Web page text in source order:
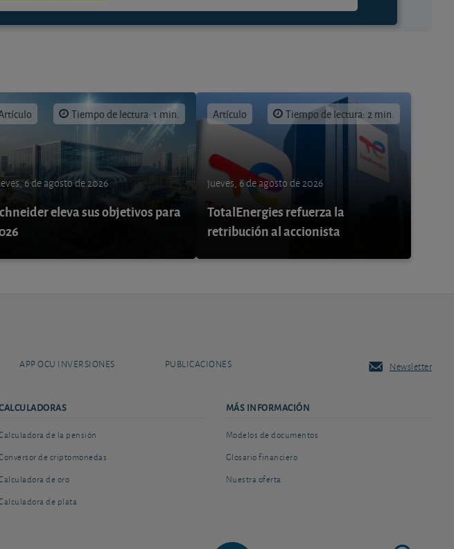
Tiempo de lectura: 1 min.
6 de agosto de 2026
eleva sus objetivos para
Artículo Tiempo de lectura: 2 min.
jueves, 6 de agosto de 2026
TotalEnergies refuerza la
retribución al accionista
APP OCU INVERSIONES PUBLICACIONES Newsletter
de la pensión
de criptomonedas
de oro
de plata
MÁS INFORMACIÓN
Modelos de documentos
Glosario financiero
Nuestra oferta